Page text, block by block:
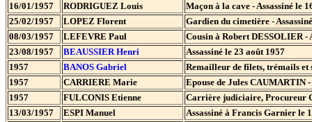
16/01/1957 RODRIGUEZ Louis
Maçon à la cave - Assassiné le
25/02/1957
LOPEZ Florent
Gardien du cimetière -
08/03/1957
LEFEVRE Paul
Cousin à Robert DESSOLIER -
23/08/1957
BEAUSSIER Henri
Assassiné le 23 août 1957
1957
BANOS Gabriel
Remailleur de filets, trémails
1957
CARRIERE Marie
Epouse de Jules CAUMARTIN -
1957
FULCONIS Etienne
Carrière judiciaire, Procureur
13/03/1957
ESPI Manuel
Assassiné à Francis Garnier le